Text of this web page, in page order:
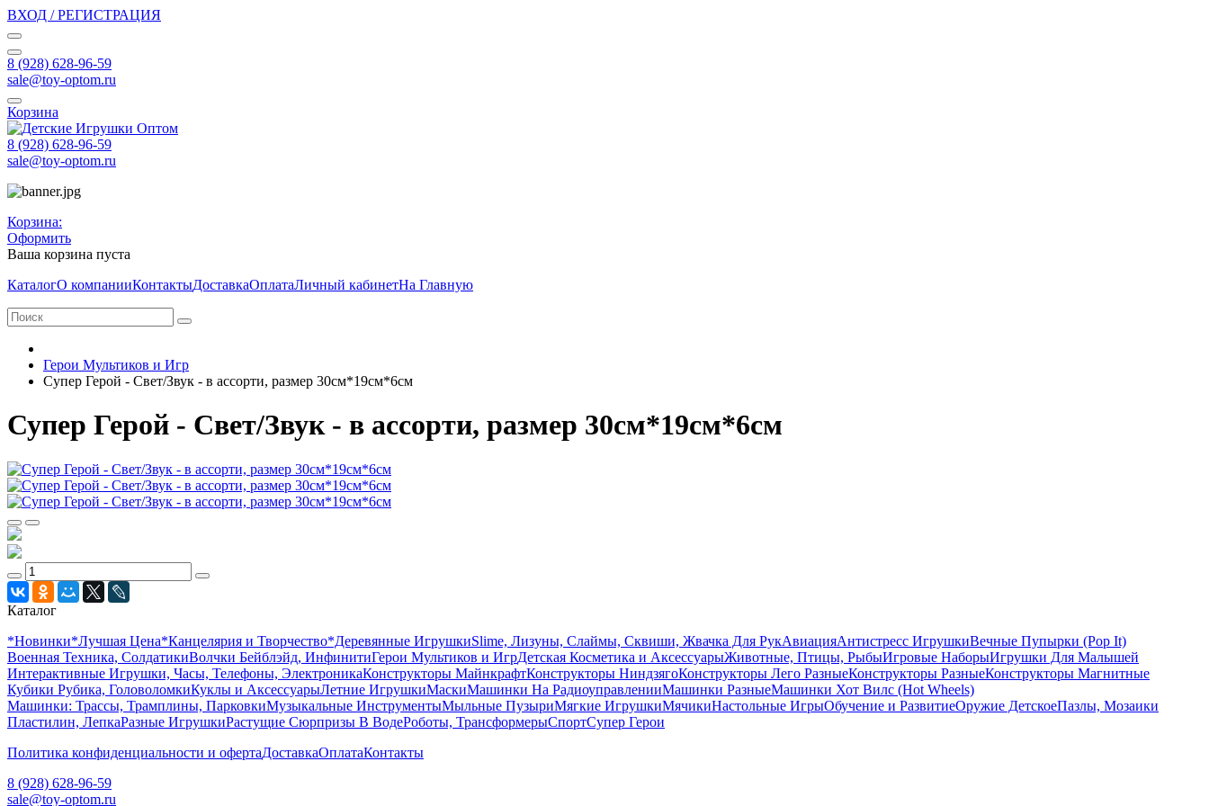
ВХОД / РЕГИСТРАЦИЯ
8 (928) 628-96-59
sale@toy-optom.ru
Корзина
8 (928) 628-96-59
sale@toy-optom.ru
Корзина:
Оформить
Ваша корзина пуста
КаталогО компанииКонтактыДоставкаОплатаЛичный кабинетНа Главную
Герои Мультиков и Игр
Супер Герой - Свет/Звук - в ассорти, размер 30см*19см*6см
Супер Герой - Свет/Звук - в ассорти, размер 30см*19см*6см
Каталог
*Новинки*Лучшая Цена*Канцелярия и Творчество*Деревянные ИгрушкиSlime, Лизуны, Слаймы, Сквиши, Жвачка Для РукАвиацияАнтистресс ИгрушкиВечные Пупырки (Pop It)
Военная Техника, СолдатикиВолчки Бейблэйд, ИнфинитиГерои Мультиков и ИгрДетcкая Косметика и АксессуарыЖивотные, Птицы, РыбыИгровые НаборыИгрушки Для Малышей
Интерактивные Игрушки, Часы, Телефоны, ЭлектроникаКонструкторы МайнкрафтКонструкторы НиндзягоКонструкторы Лего РазныеКонструкторы РазныеКонструкторы Магнитные
Кубики Рубика, ГоловоломкиКуклы и АксессуарыЛетние ИгрушкиМаскиМашинки На РадиоуправленииМашинки РазныеМашинки Хот Вилс (Hot Wheels)
Машинки: Трассы, Трамплины, ПарковкиМузыкальные ИнструментыМыльные ПузыриМягкие ИгрушкиМячикиНастольные ИгрыОбучение и РазвитиеОружие ДетскоеПазлы, Мозаики
Пластилин, ЛепкаРазные ИгрушкиРастущие Сюрпризы В ВодеРоботы, ТрансформерыСпортСупер Герои
Политика конфиденциальности и офертаДоставкаОплатаКонтакты
8 (928) 628-96-59
sale@toy-optom.ru